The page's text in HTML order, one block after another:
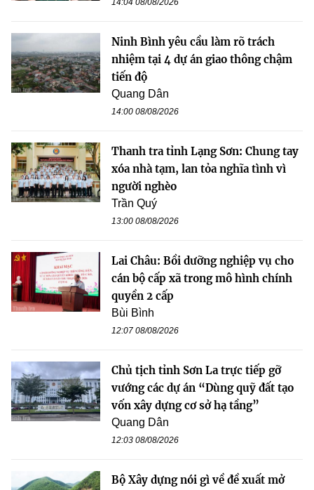
14:04 08/08/2026
Ninh Bình yêu cầu làm rõ trách
nhiệm tại 4 dự án giao thông chậm
tiến độ
Quang Dân
14:00 08/08/2026
Thanh tra tỉnh Lạng Sơn: Chung tay
xóa nhà tạm, lan tỏa nghĩa tình vì
người nghèo
Trần Quý
13:00 08/08/2026
Lai Châu: Bồi dưỡng nghiệp vụ cho
cán bộ cấp xã trong mô hình chính
quyền 2 cấp
Bùi Bình
12:07 08/08/2026
Chủ tịch tỉnh Sơn La trực tiếp gỡ
vướng các dự án “Dùng quỹ đất tạo
vốn xây dựng cơ sở hạ tầng”
Quang Dân
12:03 08/08/2026
Bộ Xây dựng nói gì về đề xuất mở